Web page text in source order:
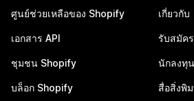
ศูนย์ช่วยเหลือของ Shopify
เอกสาร API
ชุมชน Shopify
บล็อก Shopify
เกี่ยวกับ
รับสมัค
นักลงทุน
สื่อสิ่งพิ